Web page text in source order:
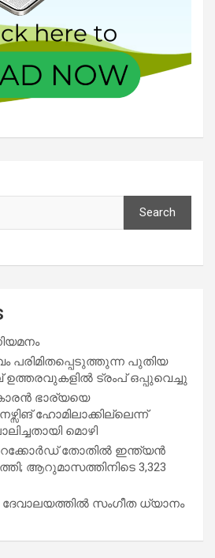
Search
പരിമിതപ്പെടുത്തുന്ന പുതിയ
ഉത്തരവുകളിൽ ട്രംപ് ഒപ്പുവെച്ചു
ഭാര്യയെ
ഹോമിലാക്കില്ലെന്ന്
മൊഴി
തോതിൽ ഇന്ത്യൻ
ആറുമാസത്തിനിടെ 3,323
ദേവാലയത്തിൽ സംഗീത ധ്യാനം